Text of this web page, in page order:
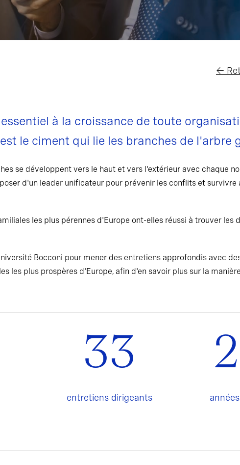
←
à la croissance de toute
le ciment qui lie les branches de l'arbre
se développent vers le haut et vers l'extérieur avec chaque
d'un leader unificateur pour prévenir les conflits et survivre
les plus pérennes d'Europe ont-elles réussi à trouver les
Bocconi pour mener des entretiens approfondis avec
les plus prospères d'Europe, afin d'en savoir plus sur la
33
entretiens dirigeants